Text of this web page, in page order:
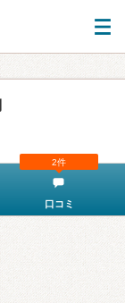
口コミ
2件